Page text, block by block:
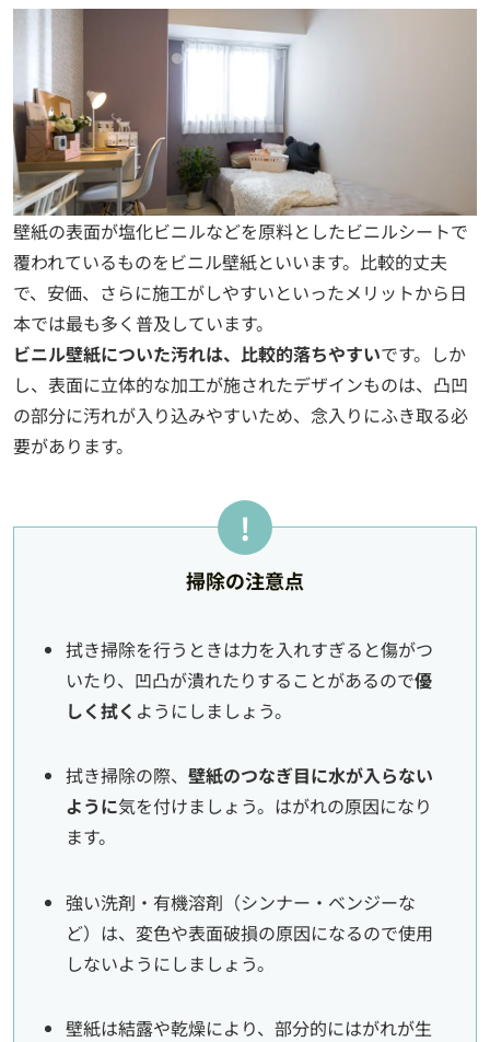
壁紙の表面が塩化ビニルなどを原料としたビニルシートで
覆われているものをビニル壁紙といいます。比較的丈夫
で、安価、さらに施工がしやすいといったメリットから日
本では最も多く普及しています。
ビニル壁紙についた汚れは、比較的落ちやすいです。しか
し、表面に立体的な加工が施されたデザインものは、凸凹
の部分に汚れが入り込みやすいため、念入りにふき取る必
要があります。
掃除の注意点
拭き掃除を行うときは力を入れすぎると傷がつ
いたり、凹凸が潰れたりすることがあるので優
しく拭く ようにしましょう。
拭き掃除の際、壁紙のつなぎ目に水が入らない
ように気を付けましょう。はがれの原因になり
ます。
強い洗剤・有機溶剤（シンナー・ベンジーな
ど）は、変色や表面破損の原因になるので使用
しないようにしましょう。
壁紙は結露や乾燥により、部分的にはがれが生